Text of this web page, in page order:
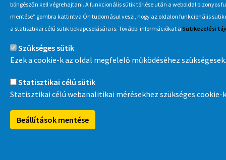
böngészőn kell végrehajtani. A funkcionális sütik törlése után a weboldal
mentése” gombra kattintva Ön tudomásul veszi, hogy az oldalon funkcionális
a statisztikai célú sütik bekapcsolására is. További információkat a Sütikezelési
Szükséges sütik
Ezek a cookie-k az oldal megfelelő működéséhez szükségesek.
Statisztikai célú sütik
Statisztikai célú webanalitikai mérésekhez szükséges cookie-
Beállítások mentése